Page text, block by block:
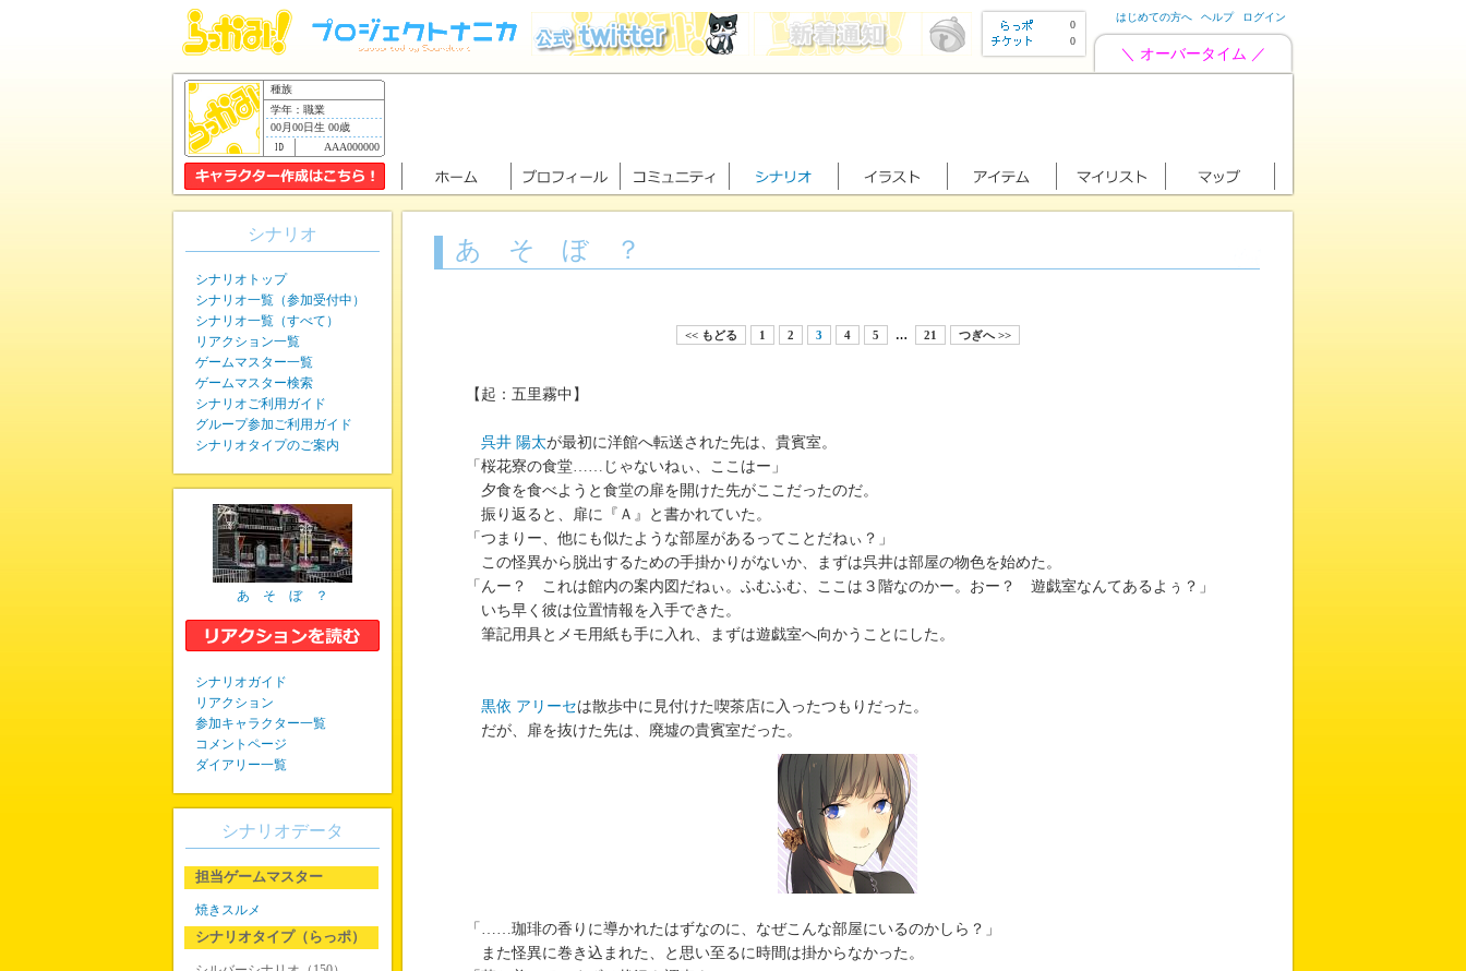
0
0
はじめての方へ ヘルプ ログイン
＼ オーバータイム ／
種族
学年：職業
00月00日生 00歳
AAA000000
あ そ ぼ ？
<< もどる 1 2 3 4 5 … 21 つぎへ >>
【起：五里霧中】
呉井 陽太が最初に洋館へ転送された先は、貴賓室。
「桜花寮の食堂……じゃないねぃ、ここはー」
夕食を食べようと食堂の扉を開けた先がここだったのだ。
振り返ると、扉に『Ａ』と書かれていた。
「つまりー、他にも似たような部屋があるってことだねぃ？」
この怪異から脱出するための手掛かりがないか、まずは呉井は部屋の物色を始めた。
「んー？ これは館内の案内図だねぃ。ふむふむ、ここは３階なのかー。おー？ 遊戯室なんてあるよぅ？」
いち早く彼は位置情報を入手できた。
筆記用具とメモ用紙も手に入れ、まずは遊戯室へ向かうことにした。
黒依 アリーセは散歩中に見付けた喫茶店に入ったつもりだった。
だが、扉を抜けた先は、廃墟の貴賓室だった。
「……珈琲の香りに導かれたはずなのに、なぜこんな部屋にいるのかしら？」
また怪異に巻き込まれた、と思い至るに時間は掛からなかった。
シナリオ
シナリオトップ
シナリオ一覧（参加受付中）
シナリオ一覧（すべて）
リアクション一覧
ゲームマスター一覧
ゲームマスター検索
シナリオご利用ガイド
グループ参加ご利用ガイド
シナリオタイプのご案内
あ そ ぼ ？
シナリオガイド
リアクション
参加キャラクター一覧
コメントページ
ダイアリー一覧
シナリオデータ
担当ゲームマスター
焼きスルメ
シナリオタイプ（らっポ）